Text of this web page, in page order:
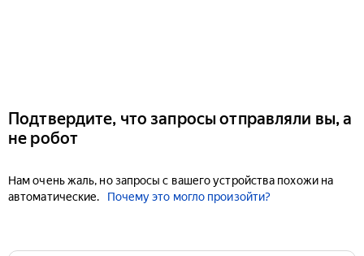
Подтвердите, что запросы отправляли вы, а
не робот
Нам очень жаль, но запросы с вашего устройства похожи на
автоматические.
Почему это могло произойти?